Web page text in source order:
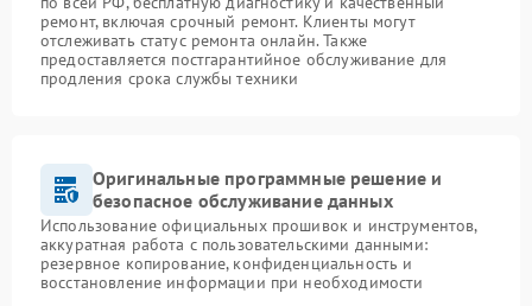
ремонт, включая срочный ремонт. Клиенты могут
отслеживать статус ремонта онлайн. Также
предоставляется постгарантийное обслуживание для
продления срока службы техники
Оригинальные программные решение и
безопасное обслуживание данных
Использование официальных прошивок и инструментов,
аккуратная работа с пользовательскими данными:
резервное копирование, конфиденциальность и
восстановление информации при необходимости